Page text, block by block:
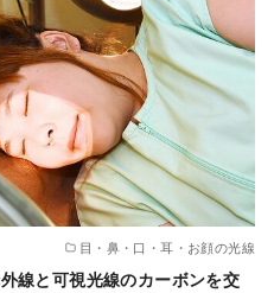
目・鼻・口・耳・お顔の光線
線と可視光線のカーボンを交